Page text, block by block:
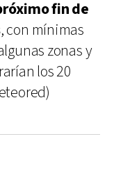
fin de
, con mínimas
zonas y
los 20